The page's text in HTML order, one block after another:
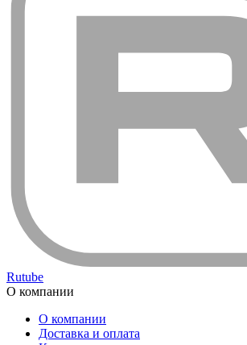
Rutube
О компании
О компании
Доставка и оплата